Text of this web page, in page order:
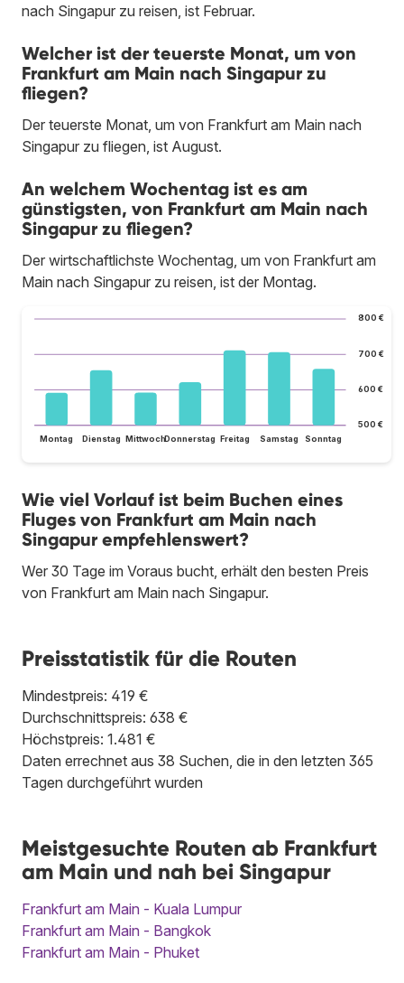
nach Singapur zu reisen, ist Februar.
Welcher ist der teuerste Monat, um von
Frankfurt am Main nach Singapur zu
fliegen?
Der teuerste Monat, um von Frankfurt am Main nach
Singapur zu fliegen, ist August.
An welchem Wochentag ist es am
günstigsten, von Frankfurt am Main nach
Singapur zu fliegen?
Der wirtschaftlichste Wochentag, um von Frankfurt am
Main nach Singapur zu reisen, ist der Montag.
500 €
600 €
700 €
800 €
Montag Dienstag MittwochDonnerstag Freitag Samstag Sonntag
Wie viel Vorlauf ist beim Buchen eines
Fluges von Frankfurt am Main nach
Singapur empfehlenswert?
Wer 30 Tage im Voraus bucht, erhält den besten Preis
von Frankfurt am Main nach Singapur.
Preisstatistik für die Routen
Mindestpreis: 419 €
Durchschnittspreis: 638 €
Höchstpreis: 1.481 €
Daten errechnet aus 38 Suchen, die in den letzten 365
Tagen durchgeführt wurden
Meistgesuchte Routen ab Frankfurt
am Main und nah bei Singapur
Frankfurt am Main - Kuala Lumpur
Frankfurt am Main - Bangkok
Frankfurt am Main - Phuket